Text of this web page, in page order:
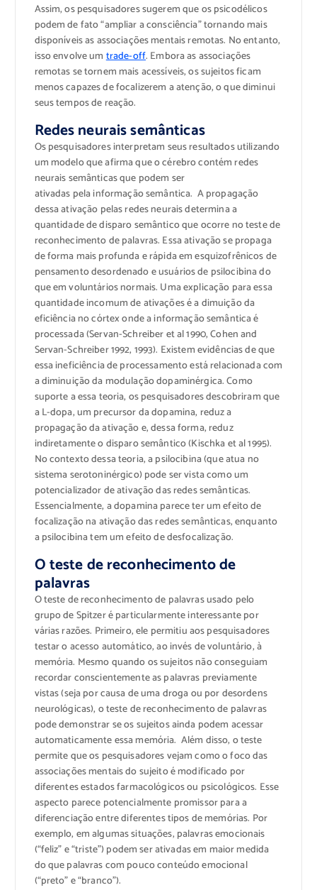
Assim, os pesquisadores sugerem que os psicodélicos
podem de fato “ampliar a consciência” tornando mais
disponíveis as associações mentais remotas. No entanto,
isso envolve umtrade-off. Embora as associações
remotas se tornem mais acessíveis, os sujeitos ficam
menos capazes de focalizerem a atenção, o que diminui
seus tempos de reação.
Redes neurais semânticas
Os pesquisadores interpretam seus resultados utilizando
um modelo que afirma que o cérebro contém redes
neurais semânticas que podem ser
ativadas pela informação semântica. A propagação
dessa ativação pelas redes neurais determina a
quantidade de disparo semântico que ocorre no teste de
reconhecimento de palavras. Essa ativação se propaga
de forma mais profunda e rápida em esquizofrênicos de
pensamento desordenado e usuários de psilocibina do
que em voluntários normais. Uma explicação para essa
quantidade incomum de ativações é a dimuição da
eficiência no córtex onde a informação semântica é
processada (Servan-Schreiber et al 1990, Cohen and
Servan-Schreiber 1992, 1993). Existem evidências de que
essa ineficiência de processamento está relacionada com
a diminuição da modulação dopaminérgica. Como
suporte a essa teoria, os pesquisadores descobriram que
a L-dopa, um precursor da dopamina, reduz a
propagação da ativação e, dessa forma, reduz
indiretamente o disparo semântico (Kischka et al 1995).
No contexto dessa teoria, a psilocibina (que atua no
sistema serotoninérgico) pode ser vista como um
potencializador de ativação das redes semânticas.
Essencialmente, a dopamina parece ter um efeito de
focalização na ativação das redes semânticas, enquanto
a psilocibina tem um efeito de desfocalização.
O teste de reconhecimento de
palavras
O teste de reconhecimento de palavras usado pelo
grupo de Spitzer é particularmente interessante por
várias razões. Primeiro, ele permitiu aos pesquisadores
testar o acesso automático, ao invés de voluntário, à
memória. Mesmo quando os sujeitos não conseguiam
recordar conscientemente as palavras previamente
vistas (seja por causa de uma droga ou por desordens
neurológicas), o teste de reconhecimento de palavras
pode demonstrar se os sujeitos ainda podem acessar
automaticamente essa memória. Além disso, o teste
permite que os pesquisadores vejam como o foco das
associações mentais do sujeito é modificado por
diferentes estados farmacológicos ou psicológicos. Esse
aspecto parece potencialmente promissor para a
diferenciação entre diferentes tipos de memórias. Por
exemplo, em algumas situações, palavras emocionais
(“feliz” e “triste”) podem ser ativadas em maior medida
do que palavras com pouco conteúdo emocional
(“preto” e “branco”).